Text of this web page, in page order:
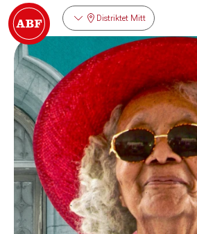
Distriktet Mitt